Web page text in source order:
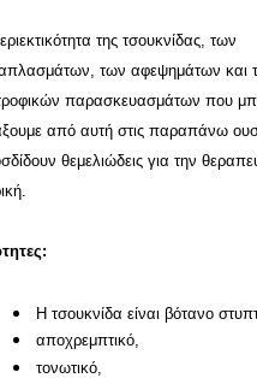
της τσουκνίδας, των
των αφεψημάτων και
παρασκευασμάτων που
από αυτή στις παραπάνω
θεμελιώδεις για την
Η τσουκνίδα είναι βότανο
αποχρεμπτικό,
τονωτικό,